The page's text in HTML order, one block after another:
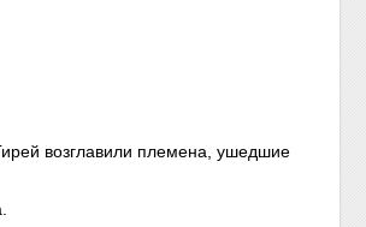
возглавили племена, ушедшие